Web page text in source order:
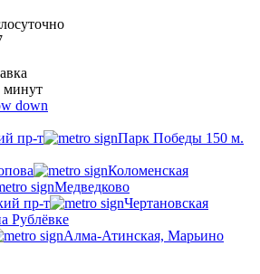
минут
пр-т
Парк Победы 150 м.
Коломенская
Медведково
пр-т
Чертановская
Рублёвке
Алма-Атинская, Марьино